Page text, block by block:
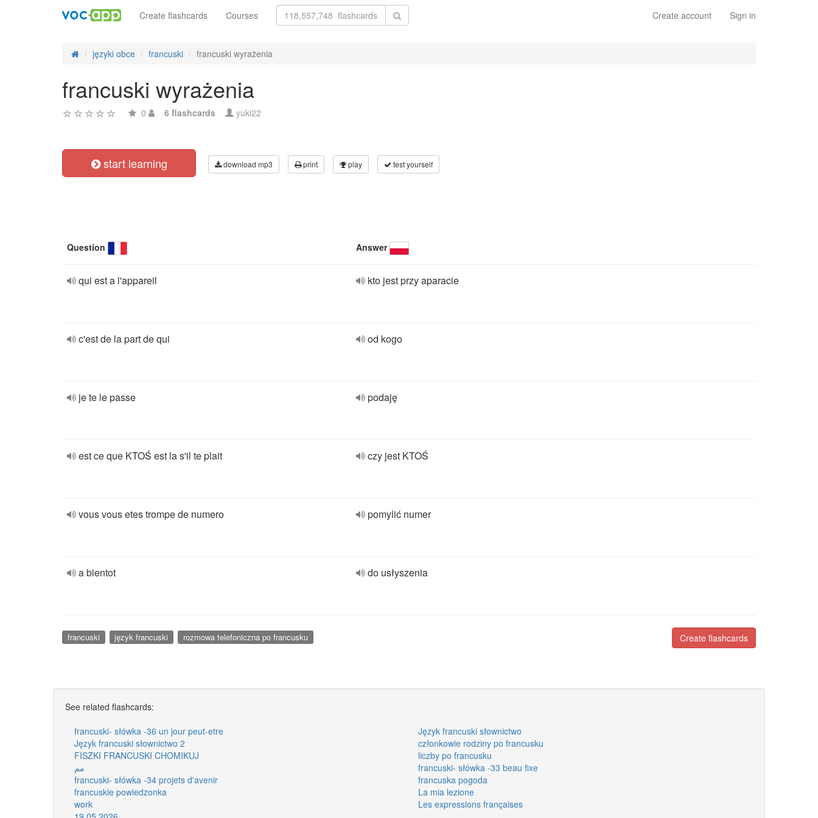
Create account Sign in
Create flashcards Courses
języki obce francuski francuski wyrażenia
francuski wyrażenia
0 6 flashcards yuki22
start learning download mp3 print play test yourself
Question Answer
qui est a l'appareil kto jest przy aparacie
c'est de la part de qui od kogo
je te le passe podaję
est ce que KTOŚ est la s'il te plait czy jest KTOŚ
vous vous etes trompe de numero pomylić numer
a bientot do usłyszenia
Create flashcards
francuski język francuski rozmowa telefoniczna po francusku
See related flashcards:
francuski- słówka -36 un jour peut-etre
Język francuski słownictwo
Język francuski słownictwo 2
członkowie rodziny po francusku
FISZKI FRANCUSKI CHOMIKUJ
liczby po francusku
مم
francuski- słówka -33 beau fixe
francuski- słówka -34 projets d'avenir
francuska pogoda
francuskie powiedzonka
La mia lezione
work
Les expressions françaises